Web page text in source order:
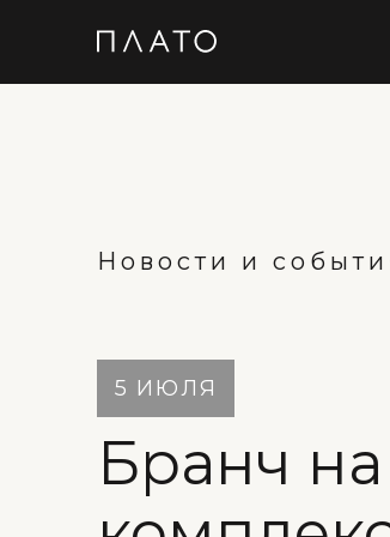
Новости и
5 ИЮЛЯ
Бранч